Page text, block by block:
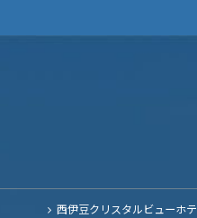
西伊豆クリスタルビューホテ